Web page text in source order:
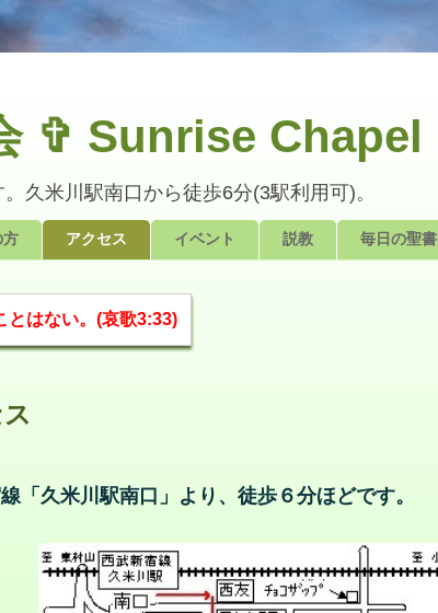
✞ Sunrise Chapel
久米川駅南口から徒歩6分(3駅利用可)。
方 アクセス イベント 説教 毎日の聖書
とはない。(哀歌3:33)
「久米川駅南口」より、徒歩６分ほどです。